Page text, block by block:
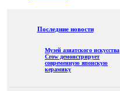
Последние новости
Музей азиатского искусства
Crow демонстрирует
современную японскую
керамику